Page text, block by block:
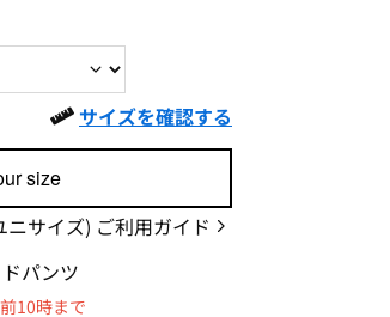
サイズを確認する
size
サイズ) ご利用ガイド
パンツ
10時まで